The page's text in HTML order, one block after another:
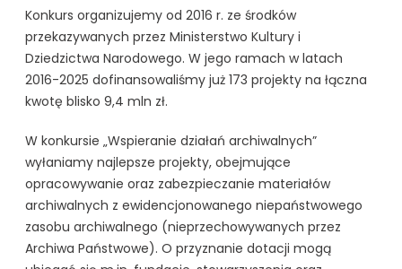
Konkurs organizujemy od 2016 r. ze środków
przekazywanych przez Ministerstwo Kultury i
Dziedzictwa Narodowego. W jego ramach w latach
2016-2025 dofinansowaliśmy już 173 projekty na łączna
kwotę blisko 9,4 mln zł.
W konkursie „Wspieranie działań archiwalnych”
wyłaniamy najlepsze projekty, obejmujące
opracowywanie oraz zabezpieczanie materiałów
archiwalnych z ewidencjonowanego niepaństwowego
zasobu archiwalnego (nieprzechowywanych przez
Archiwa Państwowe). O przyznanie dotacji mogą